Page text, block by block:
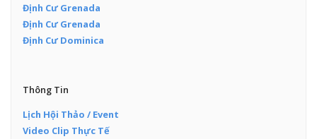
Định Cư Grenada
Định Cư Grenada
Định Cư Dominica
Thông Tin
Lịch Hội Thảo / Event
Video Clip Thực Tế